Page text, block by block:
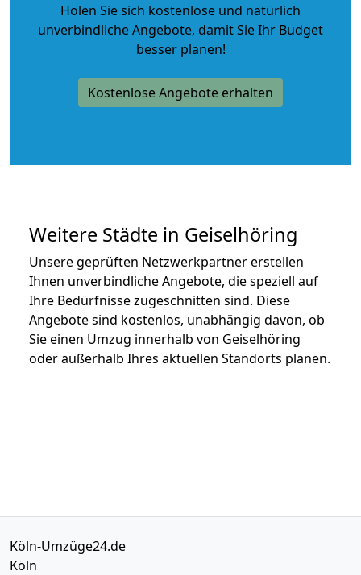
Holen Sie sich kostenlose und natürlich
unverbindliche Angebote, damit Sie Ihr Budget
besser planen!
Kostenlose Angebote erhalten
Weitere Städte in Geiselhöring
Unsere geprüften Netzwerkpartner erstellen
Ihnen unverbindliche Angebote, die speziell auf
Ihre Bedürfnisse zugeschnitten sind. Diese
Angebote sind kostenlos, unabhängig davon, ob
Sie einen Umzug innerhalb von Geiselhöring
oder außerhalb Ihres aktuellen Standorts planen.
Köln-Umzüge24.de
Köln